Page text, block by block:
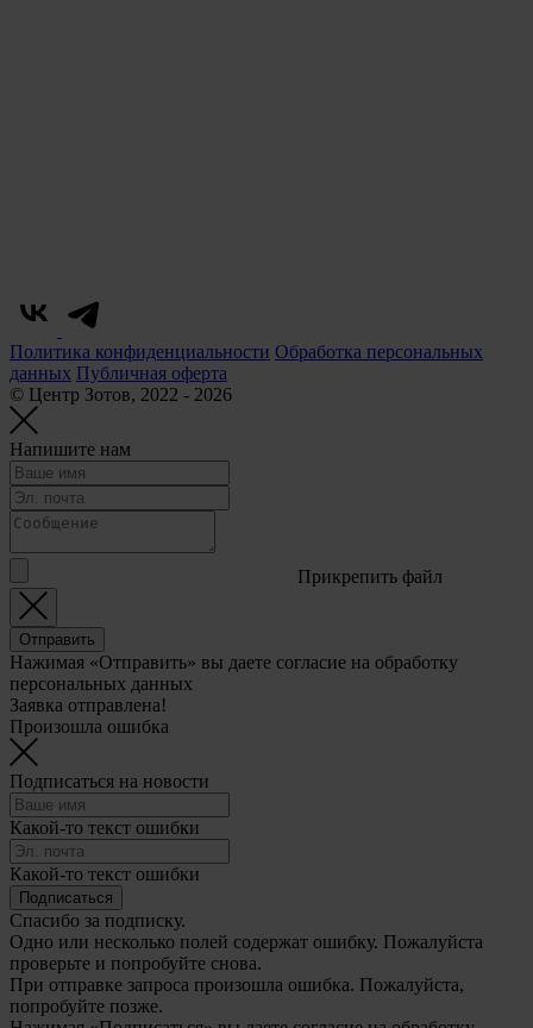
Политика конфиденциальности Обработка персональных
данных Публичная оферта
© Центр Зотов, 2022 - 2026
Напишите нам
Прикрепить файл
Отправить
Нажимая «Отправить» вы даете согласие на обработку
персональных данных
Заявка отправлена!
Произошла ошибка
Подписаться на новости
Какой-то текст ошибки
Какой-то текст ошибки
Подписаться
Спасибо за подписку.
Одно или несколько полей содержат ошибку. Пожалуйста
проверьте и попробуйте снова.
При отправке запроса произошла ошибка. Пожалуйста,
попробуйте позже.